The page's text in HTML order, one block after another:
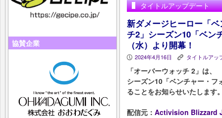
協賛企業
タイトルアップデート
新ダメージヒーロー「
チ2」シーズン10「ベン
（水）より開幕！
P 2024年4月16日 K タイトルアッ
「オーバーウォッチ 2」は、
シーズン10「ベンチャー・
ることをお知らせいたします
配信元： Activision Blizzard